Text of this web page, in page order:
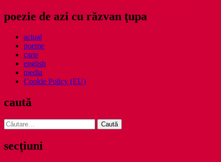
poezie de azi cu răzvan ţupa
actual
poeme
carte
english
media
Cookie Policy (EU)
caută
Caută
după:
secţiuni